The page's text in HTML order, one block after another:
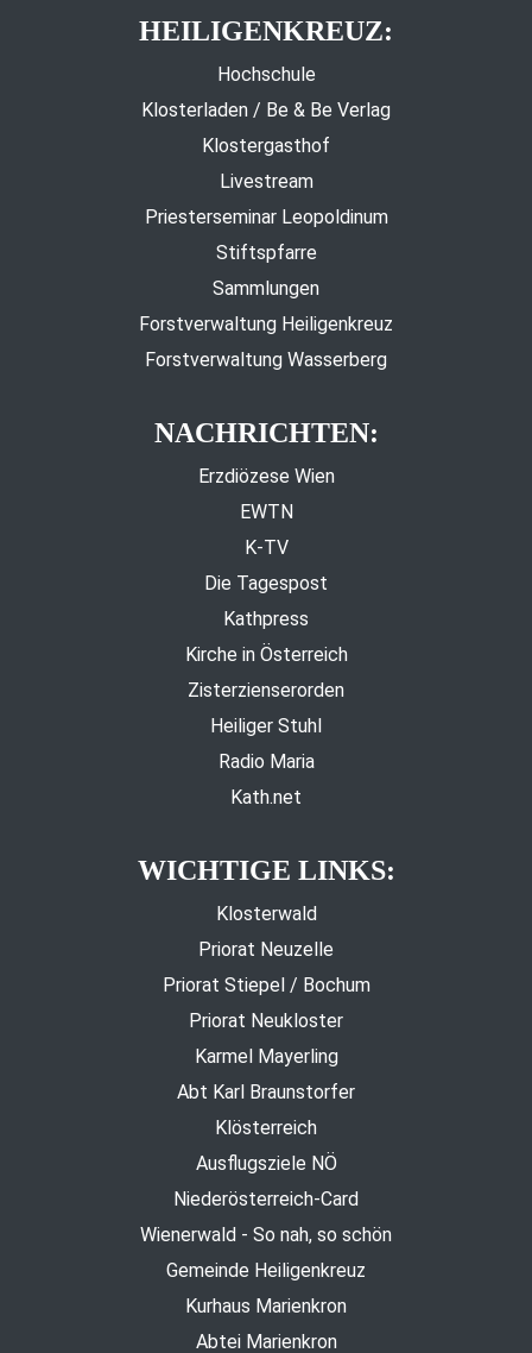
HEILIGENKREUZ:
Hochschule
Klosterladen / Be & Be Verlag
Klostergasthof
Livestream
Priesterseminar Leopoldinum
Stiftspfarre
Sammlungen
Forstverwaltung Heiligenkreuz
Forstverwaltung Wasserberg
NACHRICHTEN:
Erzdiözese Wien
EWTN
K-TV
Die Tagespost
Kathpress
Kirche in Österreich
Zisterzienserorden
Heiliger Stuhl
Radio Maria
Kath.net
WICHTIGE LINKS:
Klosterwald
Priorat Neuzelle
Priorat Stiepel / Bochum
Priorat Neukloster
Karmel Mayerling
Abt Karl Braunstorfer
Klösterreich
Ausflugsziele NÖ
Niederösterreich-Card
Wienerwald - So nah, so schön
Gemeinde Heiligenkreuz
Kurhaus Marienkron
Abtei Marienkron